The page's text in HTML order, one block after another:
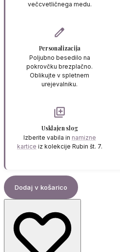
večcvetličnega medu.
edit
Personalizacija
Poljubno besedilo na
pokrovčku brezplačno.
Oblikujte v spletnem
urejevalniku.
library_add
Usklajen slog
Izberite vabila in namizne
kartice iz kolekcije Rubin št. 7.
Dodaj v košarico